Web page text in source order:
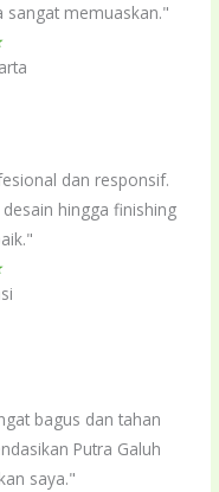
sangat memuaskan."
Rated
5
dan responsif.
hingga finishing
Rated
5
bagus dan tahan
Putra Galuh
saya."